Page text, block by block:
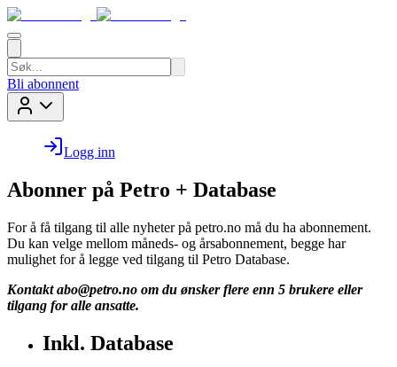
Bli abonnent
Logg inn
Abonner på Petro + Database
For å få tilgang til alle nyheter på petro.no må du ha abonnement.
Du kan velge mellom måneds- og årsabonnement, begge har
mulighet for å legge ved tilgang til Petro Database.
Kontakt abo@petro.no om du ønsker flere enn 5 brukere eller
tilgang for alle ansatte.
Inkl. Database